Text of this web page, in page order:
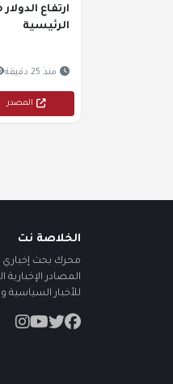
ارتفاع
الرئيسية
منذ 25 دقيقة
المصدر
الخلاصة نت
محرك بحث إخباري
المصادر
للأخبار السياسية